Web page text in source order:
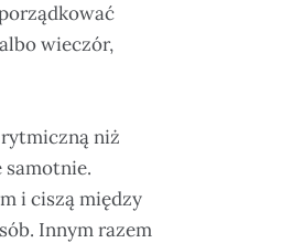
wieczór,
niż
samotnie.
i ciszą między
Innym razem